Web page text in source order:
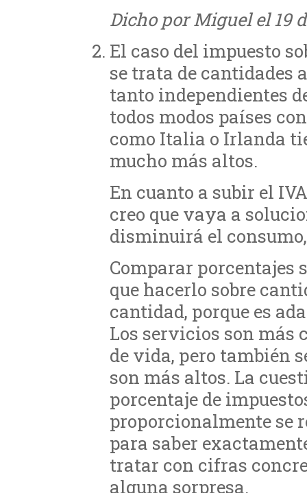
Dicho por Miguel el 19
El caso del impuesto
se trata de cantidades
tanto independientes
todos modos países
como Italia o Irlanda
mucho más altos.
En cuanto a subir el
creo que vaya a
disminuirá el
Comparar porcentajes
que hacerlo sobre
cantidad, porque es
Los servicios son más
de vida, pero también
son más altos. La
porcentaje de
proporcionalmente se
para saber
tratar con cifras
alguna sorpresa.